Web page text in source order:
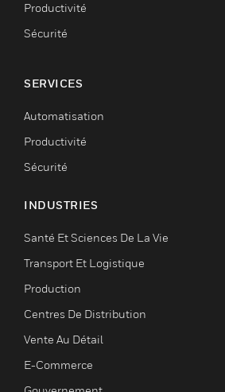
Productivité
Sécurité
SERVICES
Automatisation
Productivité
Sécurité
INDUSTRIES
Santé Et Sciences De La Vie
Transport Et Logistique
Production
Centres De Distribution
Vente Au Détail
E-Commerce